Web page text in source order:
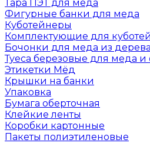
Тара ПЭТ для меда
Фигурные банки для меда
Куботейнеры
Комплектующие для
Бочонки для меда из дерева
Туеса березовые для меда
Этикетки Мёд
Крышки на банки
Упаковка
Бумага оберточная
Клейкие ленты
Коробки картонные
Пакеты полиэтиленовые